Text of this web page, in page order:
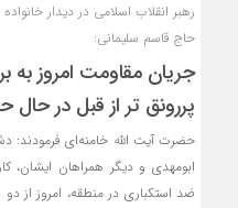
رهبر انقلاب اسلامی در دیدار
حاج قاسم سلیمانی:
جریان مقاومت امروز
پررونق تر از قبل در
حضرت آیت الله خامنه‌ای فرمودند:
ابومهدی و دیگر همراهان ایشان،
ضد استکباری در منطقه، امروز از دو